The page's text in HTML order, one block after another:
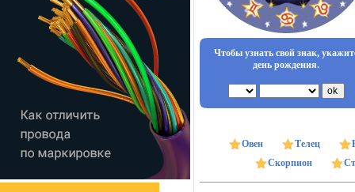
Чтобы узнать свой знак,
день рождения.
Овен Телец
Скорпион